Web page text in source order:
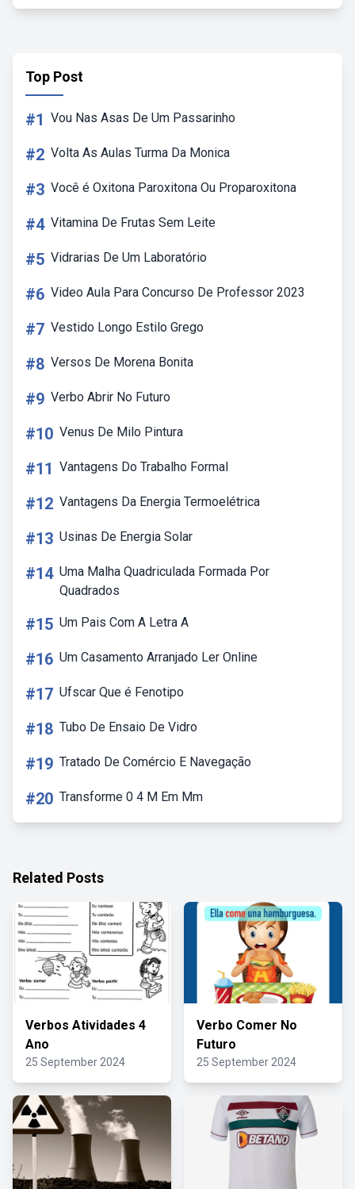
Top Post
#1 Vou Nas Asas De Um Passarinho
#2 Volta As Aulas Turma Da Monica
#3 Você é Oxitona Paroxitona Ou Proparoxitona
#4 Vitamina De Frutas Sem Leite
#5 Vidrarias De Um Laboratório
#6 Video Aula Para Concurso De Professor 2023
#7 Vestido Longo Estilo Grego
#8 Versos De Morena Bonita
#9 Verbo Abrir No Futuro
#10 Venus De Milo Pintura
#11 Vantagens Do Trabalho Formal
#12 Vantagens Da Energia Termoelétrica
#13 Usinas De Energia Solar
#14 Uma Malha Quadriculada Formada Por
Quadrados
#15 Um Pais Com A Letra A
#16 Um Casamento Arranjado Ler Online
#17 Ufscar Que é Fenotipo
#18 Tubo De Ensaio De Vidro
#19 Tratado De Comércio E Navegação
#20 Transforme 0 4 M Em Mm
Related Posts
Verbos Atividades 4
Ano
25 September 2024
Verbo Comer No
Futuro
25 September 2024